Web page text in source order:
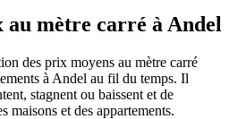
mètre carré à Andel
des prix moyens au mètre carré
à Andel au fil du temps. Il
stagnent ou baissent et de
maisons et des appartements.